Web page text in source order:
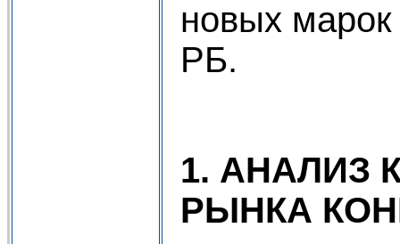
новых марок
РБ.
1. АНАЛИЗ
РЫНКА